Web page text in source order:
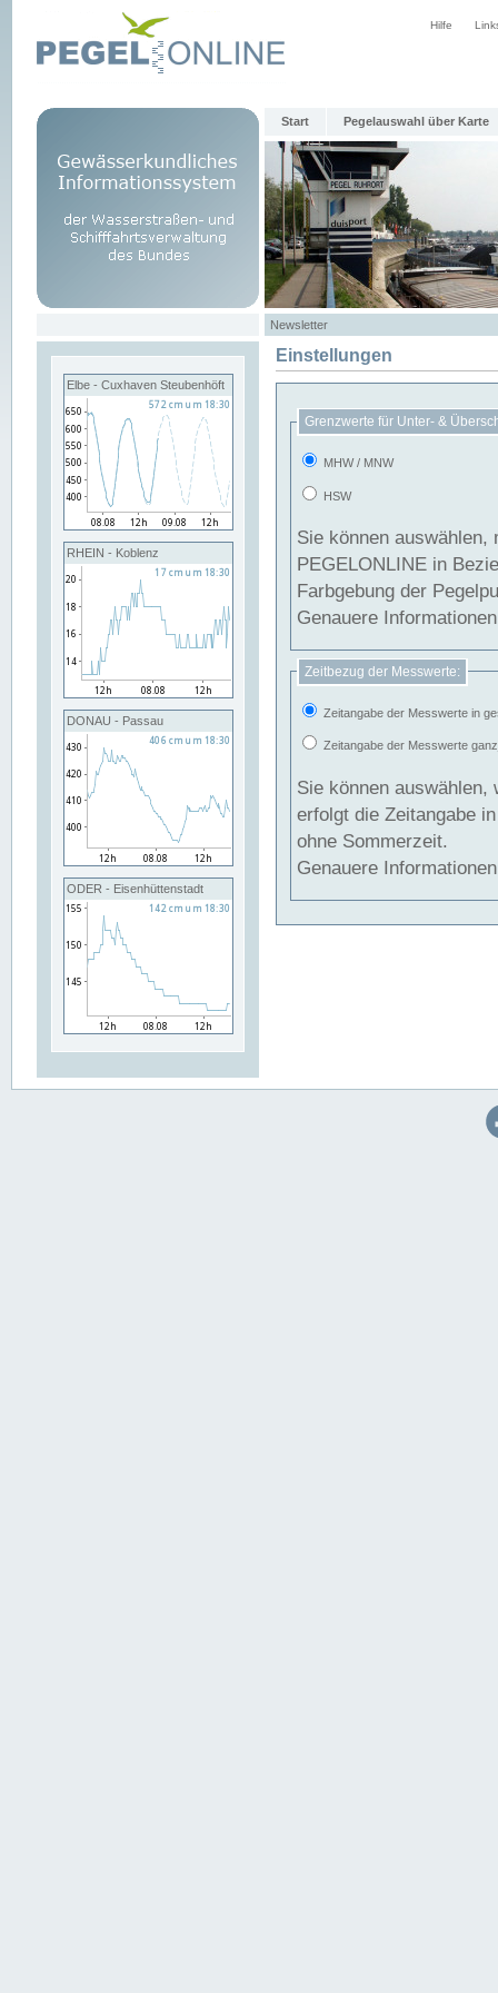
Hilfe
Start Pegelauswahl über Karte
Newsletter
Elbe - Cuxhaven Steubenhöft
RHEIN - Koblenz
DONAU - Passau
ODER - Eisenhüttenstadt
Einstellungen
Grenzwerte für Unter- &
MHW / MNW
HSW
Sie können
PEGELONLINE in Beziehung
Farbgebung der
Genauere
Zeitbezug der Messwerte:
Zeitangabe der Messwerte in
Zeitangabe der Messwerte
Sie können auswählen,
erfolgt die Zeitangabe
ohne Sommerzeit.
Genauere